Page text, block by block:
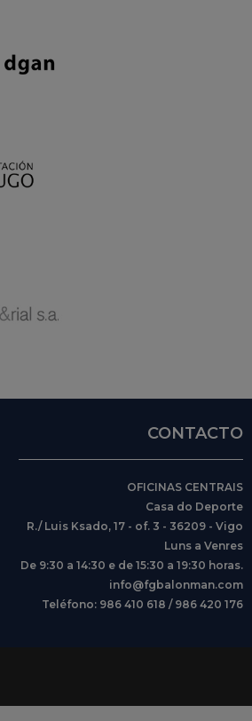
CONTACTO
OFICINAS CENTRAIS
Casa do Deporte
R./ Luis Ksado, 17 - of. 3 - 36209 - Vigo
Luns a Venres
De 9:30 a 14:30 e de 15:30 a 19:30 horas.
info@fgbalonman.com
Teléfono: 986 410 618 / 986 420 176